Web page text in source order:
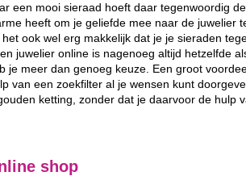
een mooi sieraad hoeft daar tegenwoordig
heeft om je geliefde mee naar de juwelier
ook wel erg makkelijk dat je je sieraden
juwelier online is nagenoeg altijd hetzelfde
je meer dan genoeg keuze. Een groot
van een zoekfilter al je wensen kunt
ketting, zonder dat je daarvoor de hulp
shop